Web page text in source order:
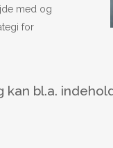
med og
for
bl.a.